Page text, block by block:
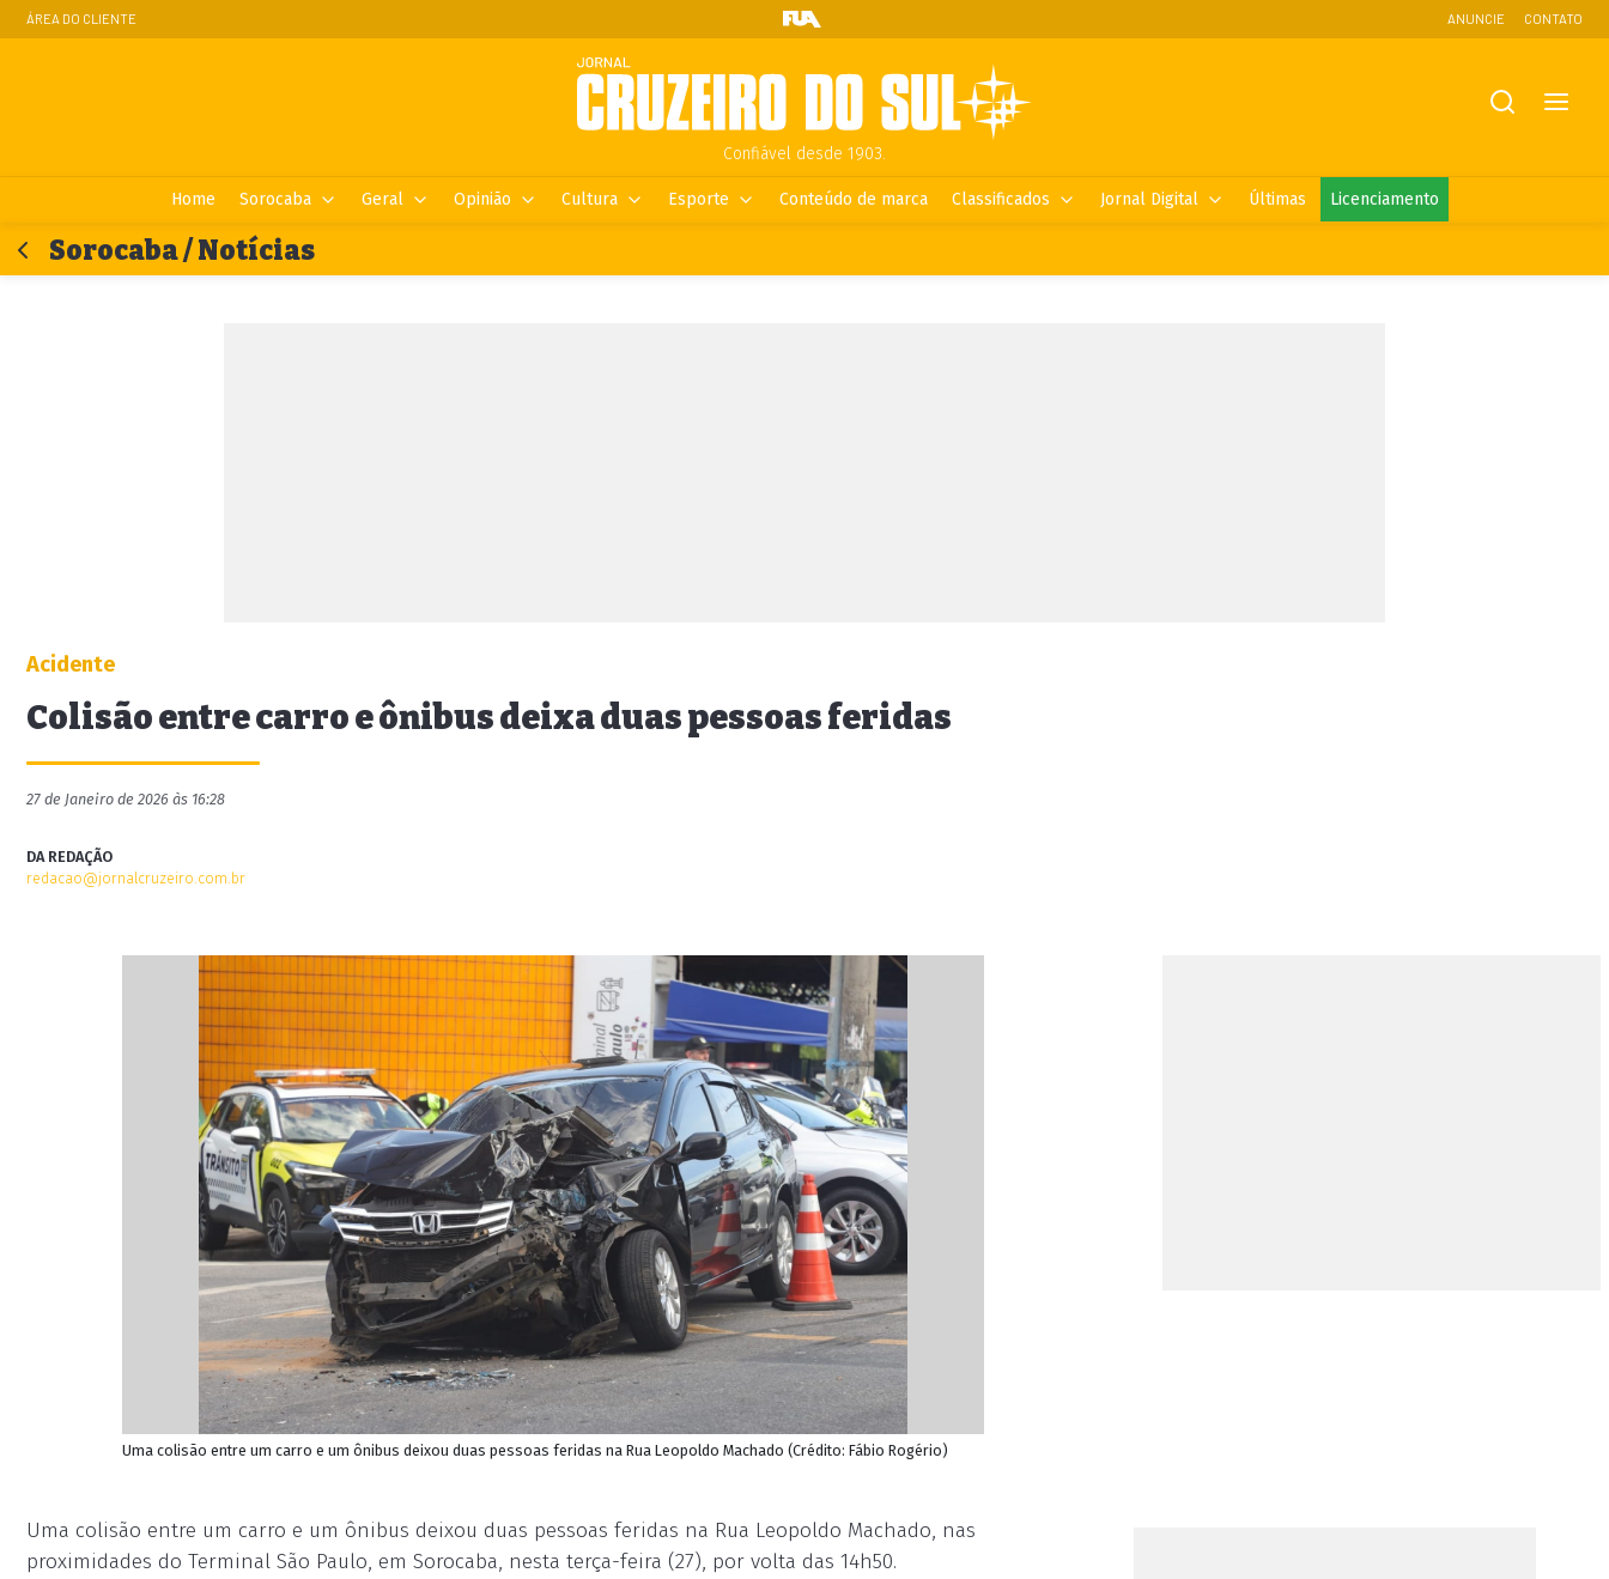
ÁREA DO CLIENTE ANUNCIE CONTATO
Confiável desde 1903.
Home Sorocaba Geral Opinião Cultura Esporte Conteúdo de marca Classificados Jornal Digital Últimas Licenciamento
Sorocaba / Notícias
Acidente
Colisão entre carro e ônibus deixa duas pessoas feridas
27 de Janeiro de 2026 às 16:28
DA REDAÇÃO
redacao@jornalcruzeiro.com.br
Uma colisão entre um carro e um ônibus deixou duas pessoas feridas na Rua Leopoldo Machado (Crédito: Fábio Rogério)
Uma colisão entre um carro e um ônibus deixou duas pessoas feridas na Rua Leopoldo Machado, nas
proximidades do Terminal São Paulo, em Sorocaba, nesta terça-feira (27), por volta das 14h50.